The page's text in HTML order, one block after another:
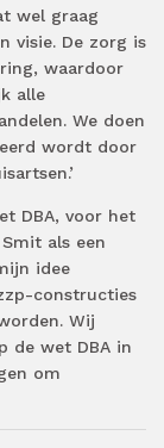
wel graag
visie. De zorg is
waardoor
alle
We doen
wordt door
DBA, voor het
als een
idee
constructies
Wij
de wet DBA in
om